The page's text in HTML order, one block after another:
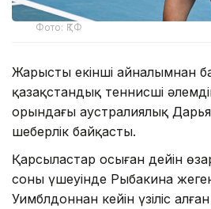
Фото: ҚТФ
Жарысты екінші айналымнан
қазақстандық теннисші
орындағы аустралиялық
шеберлік байқасты.
Қарсыластар осыған дейін
соның үшеуінде Рыбакина
Уимблдоннан кейін үзіліс